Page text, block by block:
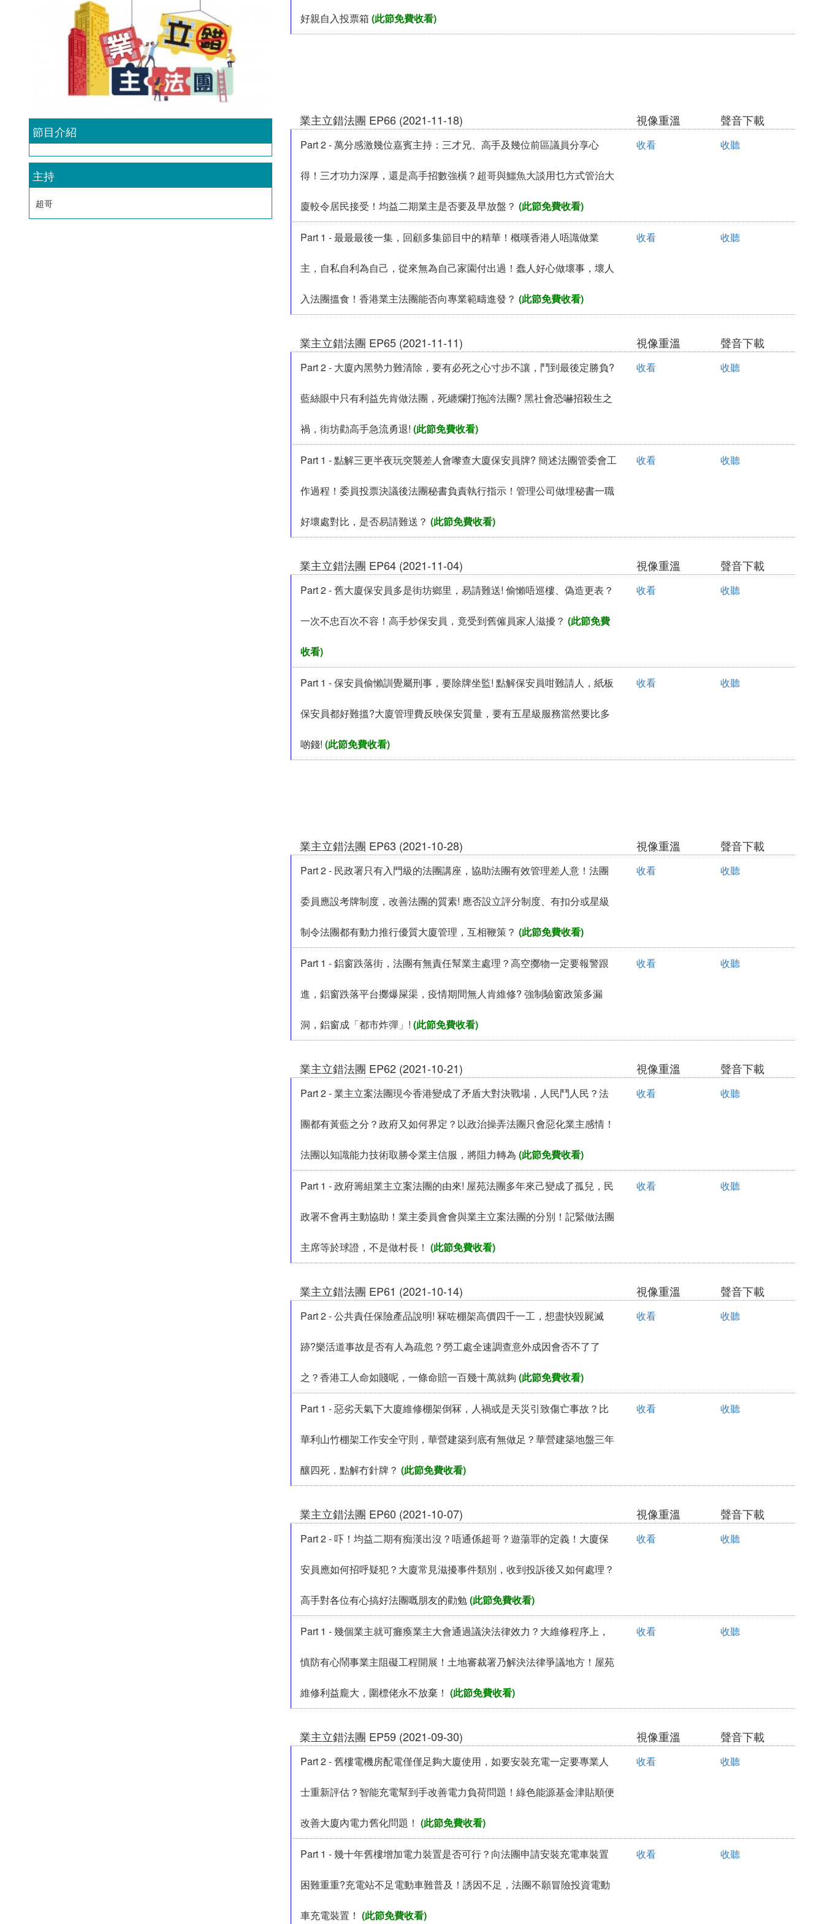
節目介紹
主持
超哥
好親自入投票箱 (此節免費收看)
業主立錯法團 EP66 (2021-11-18) 視像重溫 聲音下載
Part 2 - 萬分感激幾位嘉賓主持：三才兄、高手及幾位前區議員分享心
得！三才功力深厚，還是高手招數強橫？超哥與鱷魚大談用乜方式管治大
廈較令居民接受！均益二期業主是否要及早放盤？ (此節免費收看)
收看 收聽
Part 1 - 最最最後一集，回顧多集節目中的精華！概嘆香港人唔識做業
主，自私自利為自己，從來無為自己家園付出過！蠢人好心做壞事，壞人
入法團搵食！香港業主法團能否向專業範疇進發？ (此節免費收看)
收看 收聽
業主立錯法團 EP65 (2021-11-11) 視像重溫 聲音下載
Part 2 - 大廈內黑勢力難清除，要有必死之心寸步不讓，鬥到最後定勝負?
藍絲眼中只有利益先肯做法團，死纏爛打拖誇法團? 黑社會恐嚇招殺生之
禍，街坊勸高手急流勇退! (此節免費收看)
收看 收聽
Part 1 - 點解三更半夜玩突襲差人會嚟查大廈保安員牌? 簡述法團管委會工
作過程！委員投票決議後法團秘書負責執行指示！管理公司做埋秘書一職
好壞處對比，是否易請難送？ (此節免費收看)
收看 收聽
業主立錯法團 EP64 (2021-11-04) 視像重溫 聲音下載
Part 2 - 舊大廈保安員多是街坊鄉里，易請難送! 偷懶唔巡樓、偽造更表？
一次不忠百次不容！高手炒保安員，竟受到舊僱員家人滋擾？ (此節免費
收看)
收看 收聽
Part 1 - 保安員偷懶訓覺屬刑事，要除牌坐監! 點解保安員咁難請人，紙板
保安員都好難搵?大廈管理費反映保安質量，要有五星級服務當然要比多
啲錢! (此節免費收看)
收看 收聽
業主立錯法團 EP63 (2021-10-28) 視像重溫 聲音下載
Part 2 - 民政署只有入門級的法團講座，協助法團有效管理差人意！法團
委員應設考牌制度，改善法團的質素! 應否設立評分制度、有扣分或星級
制令法團都有動力推行優質大廈管理，互相鞭策？ (此節免費收看)
收看 收聽
Part 1 - 鋁窗跌落街，法團有無責任幫業主處理？高空擲物一定要報警跟
進，鋁窗跌落平台擲爆屎渠，疫情期間無人肯維修? 強制驗窗政策多漏
洞，鋁窗成「都市炸彈」! (此節免費收看)
收看 收聽
業主立錯法團 EP62 (2021-10-21) 視像重溫 聲音下載
Part 2 - 業主立案法團現今香港變成了矛盾大對決戰場，人民鬥人民？法
團都有黃藍之分？政府又如何界定？以政治操弄法團只會惡化業主感情！
法團以知識能力技術取勝令業主信服，將阻力轉為 (此節免費收看)
收看 收聽
Part 1 - 政府籌組業主立案法團的由來! 屋苑法團多年來己變成了孤兒，民
政署不會再主動協助！業主委員會會與業主立案法團的分別！記緊做法團
主席等於球證，不是做村長！ (此節免費收看)
收看 收聽
業主立錯法團 EP61 (2021-10-14) 視像重溫 聲音下載
Part 2 - 公共責任保險產品說明! 冧咗棚架高價四千一工，想盡快毀屍滅
跡?樂活道事故是否有人為疏忽？勞工處全速調查意外成因會否不了了
之？香港工人命如賤呢，一條命賠一百幾十萬就夠 (此節免費收看)
收看 收聽
Part 1 - 惡劣天氣下大廈維修棚架倒冧，人禍或是天災引致傷亡事故？比
華利山竹棚架工作安全守則，華營建築到底有無做足？華營建築地盤三年
釀四死，點解冇針牌？ (此節免費收看)
收看 收聽
業主立錯法團 EP60 (2021-10-07) 視像重溫 聲音下載
Part 2 - 吓！均益二期有痴漢出沒？唔通係超哥？遊蕩罪的定義！大廈保
安員應如何招呼疑犯？大廈常見滋擾事件類別，收到投訴後又如何處理？
高手對各位有心搞好法團嘅朋友的勸勉(此節免費收看)
收看 收聽
Part 1 - 幾個業主就可癱瘓業主大會通過議決法律效力？大維修程序上，
慎防有心鬧事業主阻礙工程開展！土地審裁署乃解決法律爭議地方！屋苑
維修利益龐大，圍標佬永不放棄！ (此節免費收看)
收看 收聽
業主立錯法團 EP59 (2021-09-30) 視像重溫 聲音下載
Part 2 - 舊樓電機房配電僅僅足夠大廈使用，如要安裝充電一定要專業人
士重新評估？智能充電幫到手改善電力負荷問題！綠色能源基金津貼順便
改善大廈內電力舊化問題！ (此節免費收看)
收看 收聽
Part 1 - 幾十年舊樓增加電力裝置是否可行？向法團申請安裝充電車裝置
困難重重?充電站不足電動車難普及！誘因不足，法團不願冒險投資電動
車充電裝置！ (此節免費收看)
收看 收聽